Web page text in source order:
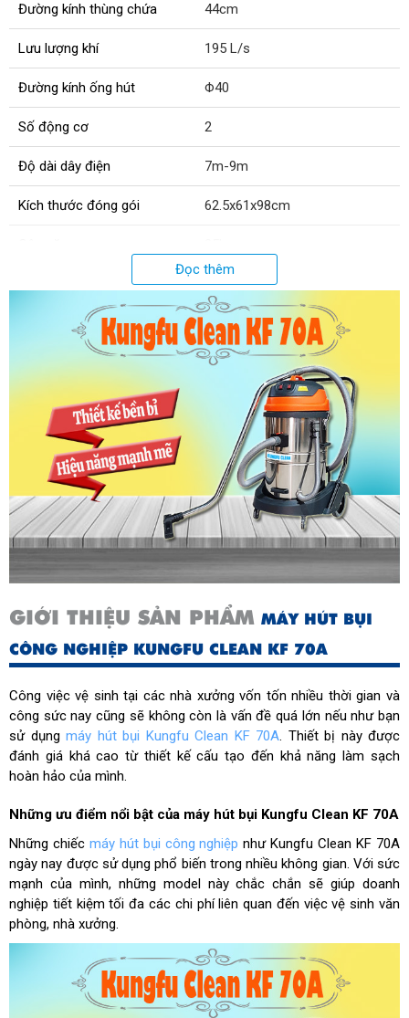
Đường kính thùng chứa 44cm
Lưu lượng khí 195 L/s
Đường kính ống hút Φ40
Số động cơ 2
Độ dài dây điện 7m-9m
Kích thước đóng gói 62.5x61x98cm
Hút bụi khô - ướt
Phụ tùng máy
1 bàn hút nước/bụi + ống dẫn
hướng + 1 ống dẫn mềm + 1
đầu hút góc + 1 đầu chổi tròn
Xuất xứ: Chính hãng
Đọc thêm
GIỚI THIỆU SẢN PHẨM MÁY HÚT BỤI
CÔNG NGHIỆP KUNGFU CLEAN KF 70A
Công việc vệ sinh tại các nhà xưởng vốn tốn nhiều thời gian và
công sức nay cũng sẽ không còn là vấn đề quá lớn nếu như bạn
sử dụng máy hút bụi Kungfu Clean KF 70A. Thiết bị này được
đánh giá khá cao từ thiết kế cấu tạo đến khả năng làm sạch
hoàn hảo của mình.
Những ưu điểm nổi bật của máy hút bụi Kungfu Clean KF 70A
Những chiếc máy hút bụi công nghiệp như Kungfu Clean KF 70A
ngày nay được sử dụng phổ biến trong nhiều không gian. Với sức
mạnh của mình, những model này chắc chắn sẽ giúp doanh
nghiệp tiết kiệm tối đa các chi phí liên quan đến việc vệ sinh văn
phòng, nhà xưởng.